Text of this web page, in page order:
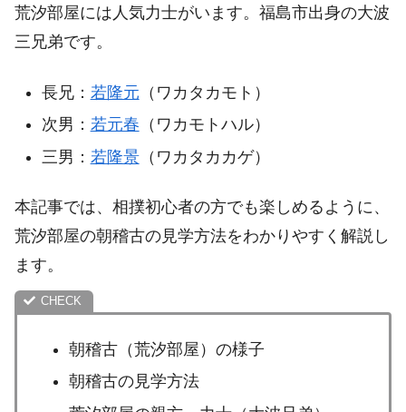
荒汐部屋には人気力士がいます。福島市出身の大波
三兄弟です。
長兄： 若隆元 （ワカタカモト）
次男： 若元春 （ワカモトハル）
三男： 若隆景（ワカタカカゲ）
本記事では、相撲初心者の方でも楽しめるように、
荒汐部屋の朝稽古の見学方法をわかりやすく解説し
ます。
朝稽古（荒汐部屋）の様子
朝稽古の見学方法